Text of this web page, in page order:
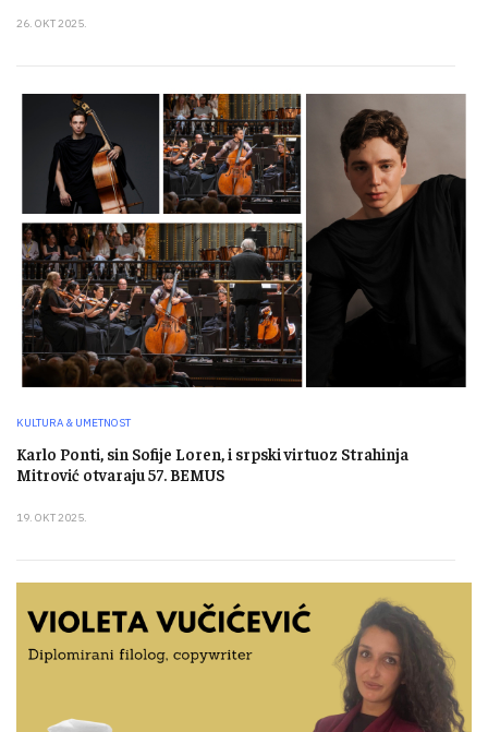
26. OKT 2025.
KULTURA & UMETNOST
Karlo Ponti, sin Sofije Loren, i srpski virtuoz Strahinja
Mitrović otvaraju 57. BEMUS
19. OKT 2025.